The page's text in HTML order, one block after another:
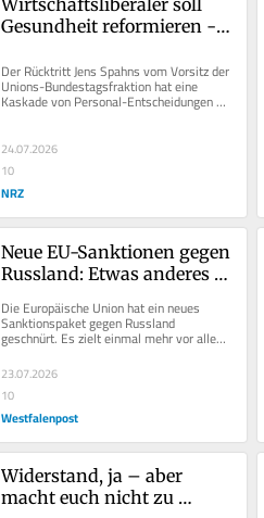
Gesundheit reformieren -
ahnen
Der Rücktritt Jens Spahns vom Vorsitz der
Unions-Bundestagsfraktion hat eine
Kaskade von Personal-Entscheidungen
ausgelöst. Bundeskanzler Friedrich...
24.07.2026
10
NRZ
Neue EU-Sanktionen gegen
Russland: Etwas anderes
Probleme
Die Europäische Union hat ein neues
Sanktionspaket gegen Russland
geschnürt. Es zielt einmal mehr vor allem
auf den russischen Finanz- und...
23.07.2026
10
Westfalenpost
Widerstand, ja – aber
macht euch nicht zu